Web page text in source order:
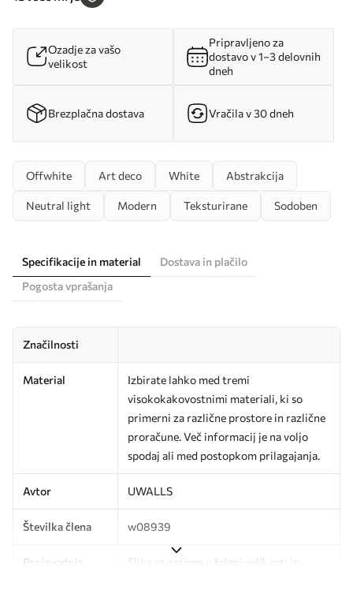
Ozadje za vašo
velikost
Pripravljeno za
dostavo v 1–3 delovnih
dneh
Brezplačna dostava Vračila v 30 dneh
Offwhite Art deco White Abstrakcija
Neutral light Modern Teksturirane Sodoben
Specifikacije in material
Dostava in plačilo
Pogosta vprašanja
Značilnosti
Material
Izbirate lahko med tremi
visokokakovostnimi materiali, ki so
primerni za različne prostore in različne
proračune. Več informacij je na voljo
spodaj ali med postopkom prilagajanja.
Avtor UWALLS
Številka člena w08939
Proizvodnja
Slika se natisne v želeni velikosti in